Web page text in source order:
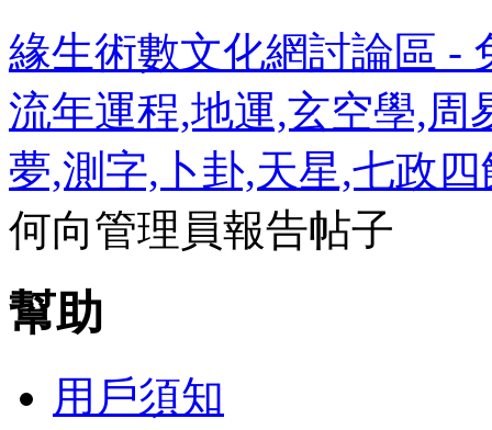
緣生術數文化網討論區 -
流年運程,地運,玄空學,周
夢,測字,卜卦,天星,七政
何向管理員報告帖子
幫助
用戶須知